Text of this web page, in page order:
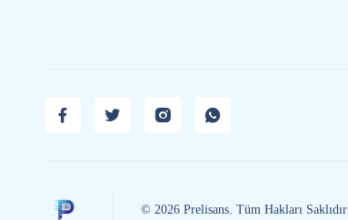
© 2026 Prelisans. Tüm Hakları Saklıdır